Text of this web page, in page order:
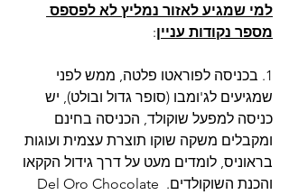
למי שמגיע לאזור נמליץ לא לפספס
מספר נקודות עניין:
1. בכניסה לפוראטו פלטה, ממש לפני
שמגיעים לג'ומבו (סופר גדול ובולט), יש
כניסה למפעל שוקולד, הכניסה בחינם
ומקבלים משקה שוקו תוצרת עצמית ועוגות
בראוניס, לומדים מעט על דרך גידול הקקאו
והכנת השוקולדים. Del Oro Chocolate